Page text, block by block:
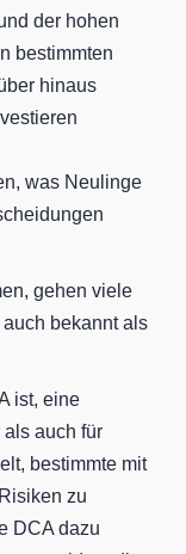
der hohen
bestimmten
hinaus
was Neulinge
gehen viele
bekannt als
ist, eine
auch für
bestimmte mit
zu
DCA dazu